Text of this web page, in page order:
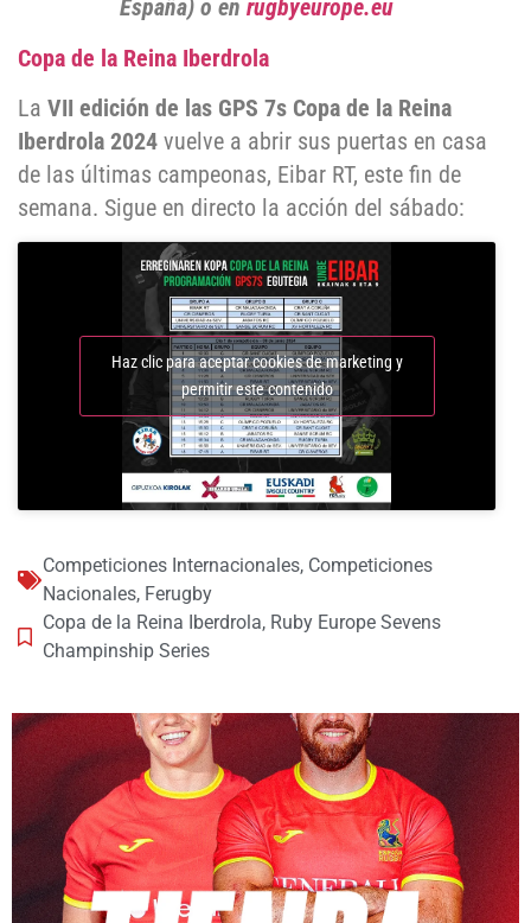
España) o en rugbyeurope.eu
Copa de la Reina Iberdrola
La VII edición de las GPS 7s Copa de la Reina
Iberdrola 2024 vuelve a abrir sus puertas en casa
de las últimas campeonas, Eibar RT, este fin de
semana. Sigue en directo la acción del sábado:
Haz clic para aceptar cookies de marketing y
permitir este contenido
Competiciones Internacionales, Competiciones
Nacionales, Ferugby
Copa de la Reina Iberdrola, Ruby Europe Sevens
Champinship Series